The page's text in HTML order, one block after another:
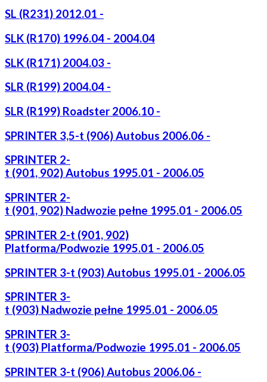
SL (R231) 2012.01 -
SLK (R170) 1996.04 - 2004.04
SLK (R171) 2004.03 -
SLR (R199) 2004.04 -
SLR (R199) Roadster 2006.10 -
SPRINTER 3,5-t (906) Autobus 2006.06 -
SPRINTER 2-
t (901, 902) Autobus 1995.01 - 2006.05
SPRINTER 2-
t (901, 902) Nadwozie pełne 1995.01 - 2006.05
SPRINTER 2-t (901, 902)
Platforma/Podwozie 1995.01 - 2006.05
SPRINTER 3-t (903) Autobus 1995.01 - 2006.05
SPRINTER 3-
t (903) Nadwozie pełne 1995.01 - 2006.05
SPRINTER 3-
t (903) Platforma/Podwozie 1995.01 - 2006.05
SPRINTER 3-t (906) Autobus 2006.06 -